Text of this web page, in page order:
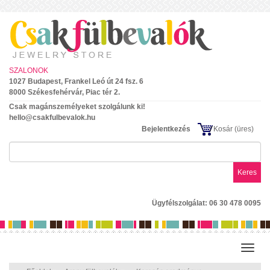
SZALONOK
1027 Budapest, Frankel Leó út 24 fsz. 6
8000 Székesfehérvár, Piac tér 2.
Csak magánszemélyeket szolgálunk ki!
hello@csakfulbevalok.hu
Bejelentkezés
Kosár (üres)
Keres
Ügyfélszolgálat: 06 30 478 0095